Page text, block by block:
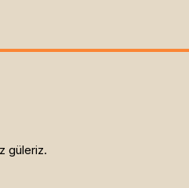
güleriz.